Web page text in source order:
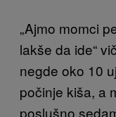
„Ajmo momci
lakše da ide“
negde oko 10
počinje kiša, a
poslušno